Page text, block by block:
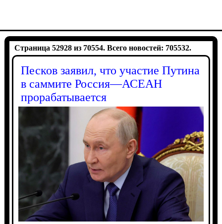
Страница 52928 из 70554. Всего новостей: 705532.
Песков заявил, что участие Путина
в саммите Россия—АСЕАН
прорабатывается